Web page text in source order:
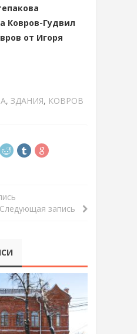
Ковров-Гудвил
от Игоря
, ЗДАНИЯ, КОВРОВ
Следующая запись